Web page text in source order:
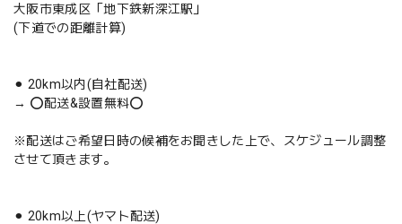
大阪市東成区「地下鉄新深江駅」
(下道での距離計算)
⚫︎ 20km以内(自社配送)
→ ⭕️配送&設置無料⭕️
※配送はご希望日時の候補をお聞きした上で、スケジュール調整
させて頂きます。
⚫︎ 20km以上(ヤマト配送)